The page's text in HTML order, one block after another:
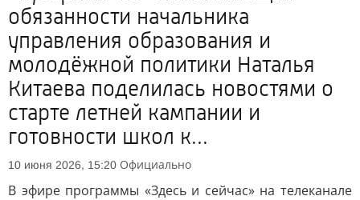
обязанности начальника
управления образования и
молодёжной политики Наталья
Китаева поделилась новостями о
старте летней кампании и
готовности школ к...
10 июня 2026, 15:20 Официально
В эфире программы «Здесь и сейчас» на телеканале